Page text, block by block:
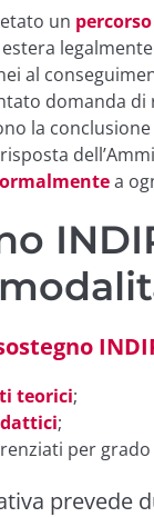
un
al
domanda
la
a
teorici;
;
per
prevede